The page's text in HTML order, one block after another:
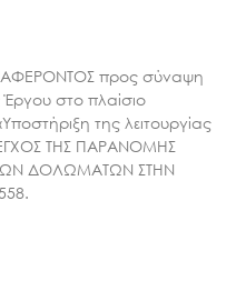
προς σύναψη
στο πλαίσιο
της λειτουργίας
ΤΗΣ ΠΑΡΑΝΟΜΗΣ
ΔΟΛΩΜΑΤΩΝ ΣΤΗΝ